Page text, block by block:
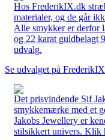
Hos FrederikIX.dk
materialer, og de går
Alle smykker er derfor
og 22 karat guldbelagt
udvalg.
Se udvalget på
Det prisvindende Sif
smykkemærke med et
Jakobs Jewellery er
stilsikkert univers. Klik